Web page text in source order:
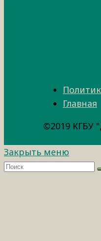
Главная
©2019 КГБУ
Закрыть меню